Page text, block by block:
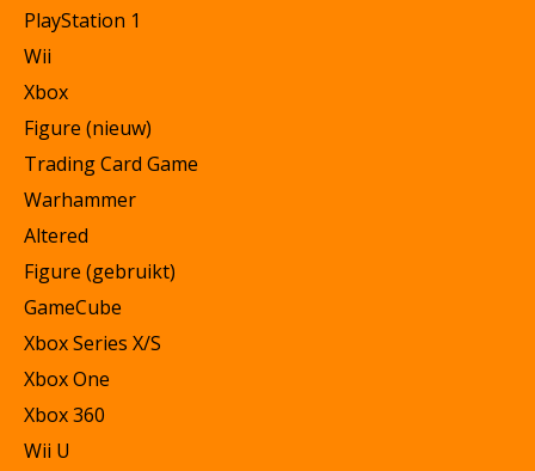
PlayStation 1
Wii
Xbox
Figure (nieuw)
Trading Card Game
Warhammer
Altered
Figure (gebruikt)
GameCube
Xbox Series X/S
Xbox One
Xbox 360
Wii U